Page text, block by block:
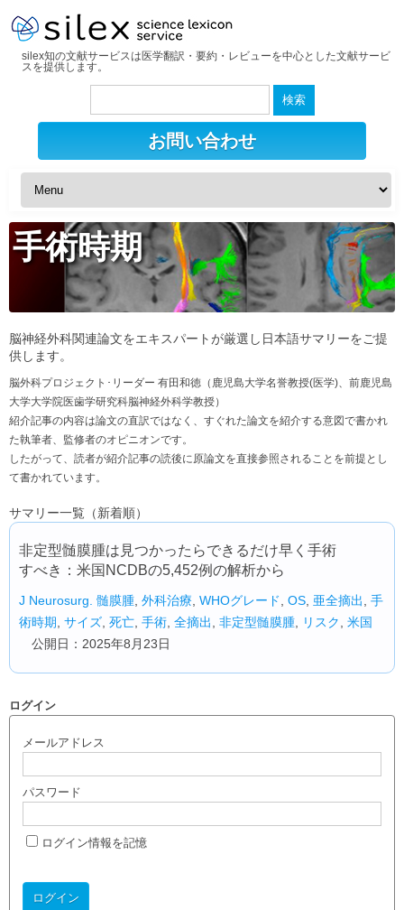
silex知の文献サービスは医学翻訳・要約・レビューを中心とした文献サービ
スを提供します。
検
お問い合わせ
手術時期
脳神経外科関連論文をエキスパートが厳選し日本語サマリーをご提
供します。
脳外科プロジェクト･リーダー 有田和徳（鹿児島大学名誉教授(医学)、前鹿児島
大学大学院医歯学研究科脳神経外科学教授）
紹介記事の内容は論文の直訳ではなく、すぐれた論文を紹介する意図で書かれ
た執筆者、監修者のオピニオンです。
したがって、読者が紹介記事の読後に原論文を直接参照されることを前提とし
て書かれています。
サマリー一覧（新着順）
非定型髄膜腫は見つかったらできるだけ早く手術
すべき：米国NCDBの5,452例の解析から
J Neurosurg. 髄膜腫 外科治療 WHOグレード OS 亜全摘出
手
術時期 サイズ 死亡 手術 全摘出 非定型髄膜腫 リスク
米国
公開日：2025年8月23日
ログイン
メールアドレス
パスワード
ログイン情報を記憶